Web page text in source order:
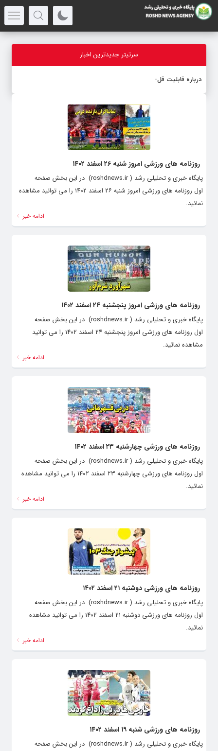
سرتیتر جدیدترین اخبار
درباره قابلیت قلم هوش مص
روزنامه های ورزشی امروز شنبه ۲۶ اسفند ۱۴۰۲
پایگاه خبری و تحلیلی رشد ( roshdnews.ir) در این بخش صفحه
اول روزنامه های ورزشی امروز شنبه ۲۶ اسفند ۱۴۰۲ را می توانید مشاهده
نمائید.
ادامه خبر
روزنامه های ورزشی امروز پنجشنبه ۲۴ اسفند ۱۴۰۲
پایگاه خبری و تحلیلی رشد ( roshdnews.ir) در این بخش صفحه
اول روزنامه های ورزشی امروز پنجشنبه ۲۴ اسفند ۱۴۰۲ را می توانید
مشاهده نمائید.
ادامه خبر
روزنامه های ورزشی چهارشنبه ۲۳ اسفند ۱۴۰۲
پایگاه خبری و تحلیلی رشد ( roshdnews.ir) در این بخش صفحه
اول روزنامه های ورزشی چهارشنبه ۲۳ اسفند ۱۴۰۲ را می توانید مشاهده
نمائید.
ادامه خبر
روزنامه های ورزشی دوشنبه ۲۱ اسفند ۱۴۰۲
پایگاه خبری و تحلیلی رشد ( roshdnews.ir) در این بخش صفحه
اول روزنامه های ورزشی دوشنبه ۲۱ اسفند ۱۴۰۲ را می توانید مشاهده
نمائید.
ادامه خبر
روزنامه های ورزشی شنبه ۱۹ اسفند ۱۴۰۲
پایگاه خبری و تحلیلی رشد ( roshdnews.ir) در این بخش صفحه